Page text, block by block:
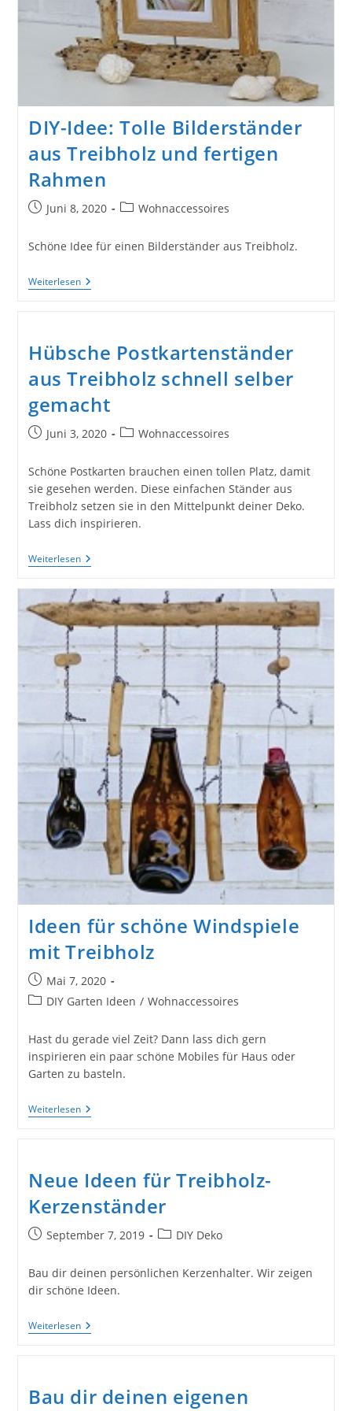
DIY-Idee: Tolle Bilderständer
aus Treibholz und fertigen
Rahmen
BeitragJuni 8, 2020
Beitrags-
Wohnaccessoires
Schöne Idee für einen Bilderständer aus Treibholz.
WeiterlesenDIY-
Idee:
Treibholz
Und
Fertigen
Rahmen
Hübsche Postkartenständer
aus Treibholz schnell selber
gemacht
BeitragJuni 3, 2020
Beitrags-
Wohnaccessoires
Schöne Postkarten brauchen einen tollen Platz, damit
sie gesehen werden. Diese einfachen Ständer aus
Treibholz setzen sie in den Mittelpunkt deiner Deko.
Lass dich inspirieren.
WeiterlesenHübsche
Postkartenständer
Treibholz
Schnell
Selber
Gemacht
Ideen für schöne Windspiele
mit Treibholz
Beitrag
veröffentlicht:
Mai 7, 2020
Beitrags-
DIY Garten Ideen / Wohnaccessoires
Hast du gerade viel Zeit? Dann lass dich gern
inspirieren ein paar schöne Mobiles für Haus oder
Garten zu basteln.
WeiterlesenIdeen
Für
Treibholz
Neue Ideen für Treibholz-
Kerzenständer
BeitragSeptember 7, 2019
Beitrags-
DIY Deko
Bau dir deinen persönlichen Kerzenhalter. Wir zeigen
dir schöne Ideen.
WeiterlesenNeue
Ideen
Bau dir deinen eigenen